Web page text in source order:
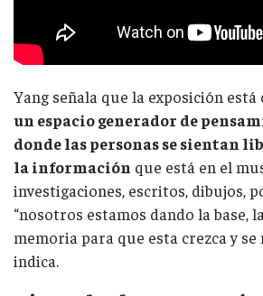
Yang señala que la exposición está
un espacio generador de
donde las personas se sientan
la información que está en el
investigaciones, escritos, dibujos,
“nosotros estamos dando la base,
memoria para que esta crezca y
indica.